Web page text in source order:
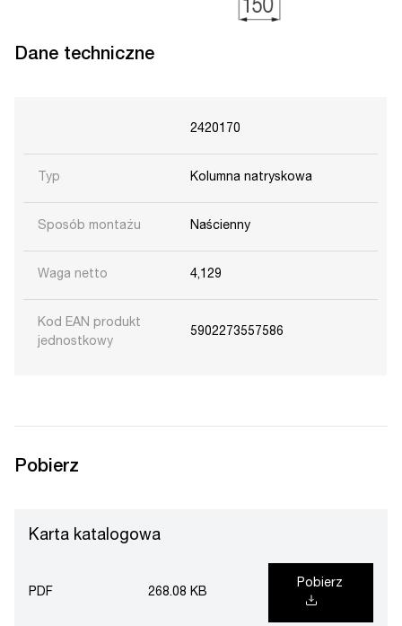
Dane techniczne
2420170
Typ Kolumna natryskowa
Sposób montażu Naścienny
Waga netto 4,129
Kod EAN produkt
jednostkowy
5902273557586
Pobierz
Karta katalogowa
PDF 268.08 KB
Pobierz